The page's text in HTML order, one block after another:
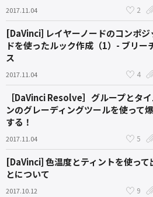
2017.11.04 2
[DaVinci] レイヤーノードのコンポジ
ドを使ったルック作成（1）- ブリー
ス
2017.11.04 4
［DaVinci Resolve］グループとタ
ンのグレーディングツールを使って
する！
2017.11.04 5
[DaVinci] 色温度とティントを使って
とについて
2017.10.12 9